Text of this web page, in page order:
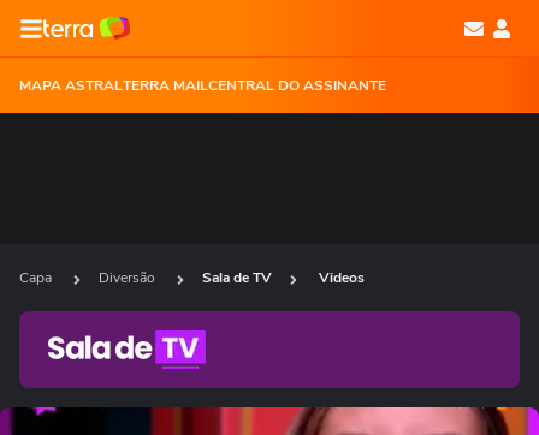
MAPA ASTRALTERRA MAILCENTRAL DO ASSINANTE
Capa Diversão Sala de TV Videos